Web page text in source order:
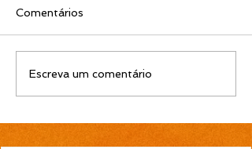
Comentários
Escreva um comentário